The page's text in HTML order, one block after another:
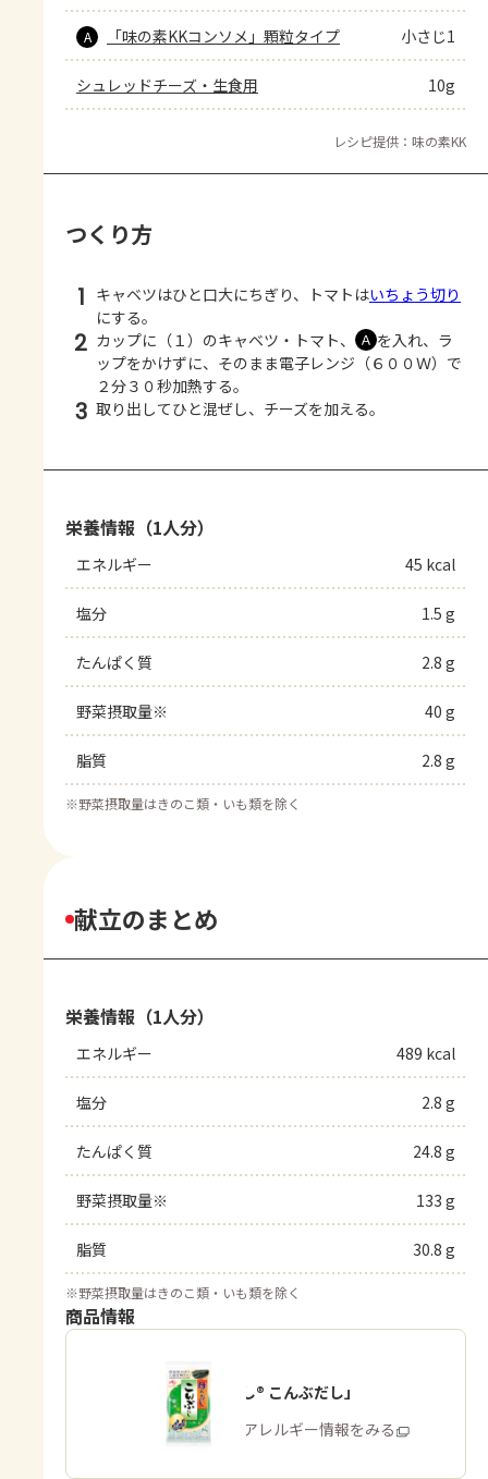
A 「味の素KKコンソメ」顆粒タイプ 小さじ1
シュレッドチーズ・生食用 10g
レシピ提供：味の素KK
つくり方
1 キャベツはひと口大にちぎり、トマトはいちょう切り
にする。
2 カップに（１）のキャベツ・トマト、 Ａ を入れ、ラ
ップをかけずに、そのまま電子レンジ（６００Ｗ）で
２分３０秒加熱する。
3 取り出してひと混ぜし、チーズを加える。
栄養情報（1人分）
エネルギー 45 kcal
塩分 1.5 g
たんぱく質 2.8 g
野菜摂取量※ 40 g
脂質 2.8 g
※野菜摂取量はきのこ類・いも類を除く
献立のまとめ
栄養情報（1人分）
エネルギー 489 kcal
塩分 2.8 g
たんぱく質 24.8 g
野菜摂取量※ 133 g
脂質 30.8 g
※野菜摂取量はきのこ類・いも類を除く
商品情報
「ほんだし® こんぶだし」
商品・アレルギー情報をみる